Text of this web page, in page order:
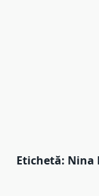
Etichetă: Nina